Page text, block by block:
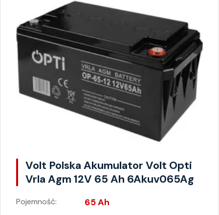
Volt Polska Akumulator Volt Opti
Vrla Agm 12V 65 Ah 6Akuv065Ag
Pojemność: 65 Ah